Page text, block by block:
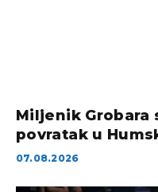
Miljenik Grobara
povratak u
07.08.2026